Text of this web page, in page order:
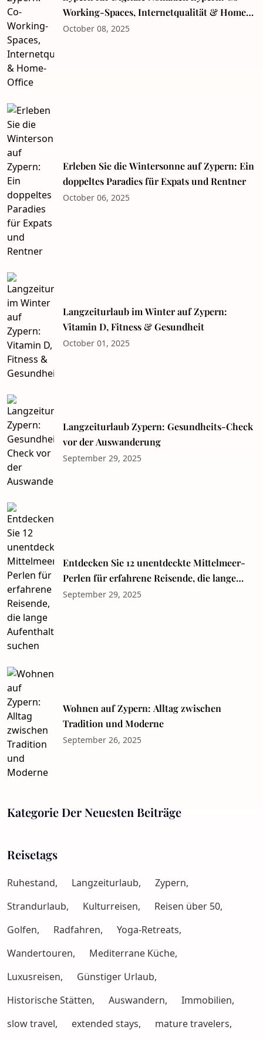
Working-Spaces, Internetqualität & Home-
Office
October 08, 2025
Erleben Sie die Wintersonne auf Zypern: Ein
doppeltes Paradies für Expats und Rentner
October 06, 2025
Langzeiturlaub im Winter auf Zypern:
Vitamin D, Fitness & Gesundheit
October 01, 2025
Langzeiturlaub Zypern: Gesundheits-Check
vor der Auswanderung
September 29, 2025
Entdecken Sie 12 unentdeckte Mittelmeer-
Perlen für erfahrene Reisende, die lange
Aufenthalte suchen
September 29, 2025
Wohnen auf Zypern: Alltag zwischen
Tradition und Moderne
September 26, 2025
Kategorie Der Neuesten Beiträge
Reisetags
Ruhestand, Langzeiturlaub,
Zypern,
Strandurlaub,
Kulturreisen,
Reisen über 50,
Golfen,
Radfahren,
Yoga-Retreats,
Wandertouren,
Mediterrane Küche,
Luxusreisen,
Günstiger Urlaub,
Historische Stätten,
Auswandern,
Immobilien,
slow travel,
extended stays,
mature travelers,